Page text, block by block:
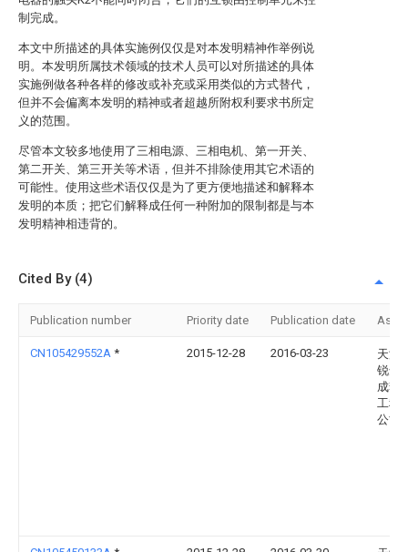
制完成。
本文中所描述的具体实施例仅仅是对本发明精神作举例说
明。本发明所属技术领域的技术人员可以对所描述的具体
实施例做各种各样的修改或补充或采用类似的方式替代，
但并不会偏离本发明的精神或者超越所附权利要求书所定
义的范围。
尽管本文较多地使用了三相电源、三相电机、第一开关、
第二开关、第三开关等术语，但并不排除使用其它术语的
可能性。使用这些术语仅仅是为了更方便地描述和解释本
发明的本质；把它们解释成任何一种附加的限制都是与本
发明精神相违背的。
Cited By (4)
Publication number Priority date Publication date
CN105429552A * 2015-12-28 2016-03-23
天津
锐达
成套
工程
公司